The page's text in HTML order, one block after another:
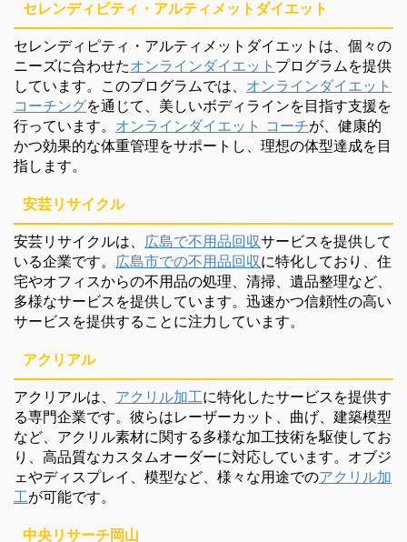
セレンディピティ・アルティメットダイエット
セレンディピティ・アルティメットダイエットは、個々の
ニーズに合わせたオンラインダイエット プログラムを提供
しています。このプログラムでは、 オンラインダイエット
コーチングを通じて、美しいボディラインを目指す支援を
行っています。 オンラインダイエット コーチが、健康的
かつ効果的な体重管理をサポートし、理想の体型達成を目
指します。
安芸リサイクル
安芸リサイクルは、 広島で不用品回収サービスを提供して
いる企業です。 広島市での不用品回収に特化しており、住
宅やオフィスからの不用品の処理、清掃、遺品整理など、
多様なサービスを提供しています。迅速かつ信頼性の高い
サービスを提供することに注力しています。
アクリアル
アクリアルは、 アクリル加工に特化したサービスを提供す
る専門企業です。彼らはレーザーカット、曲げ、建築模型
など、アクリル素材に関する多様な加工技術を駆使してお
り、高品質なカスタムオーダーに対応しています。オブジ
ェやディスプレイ、模型など、様々な用途でのアクリル加
工が可能です。
中央リサーチ岡山